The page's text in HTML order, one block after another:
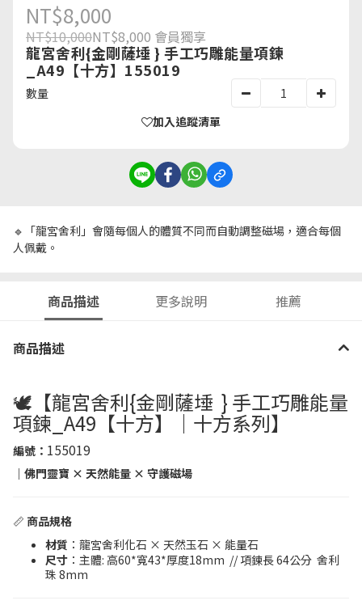
NT$8,000
NT$10,000NT$8,000 會員獨享
龍宮舍利{金剛薩埵 } 手工巧雕能量項鍊
_A49【十方】155019
數量
加入追蹤清單
🔹「龍宮舍利」會隨每個人的體質不同而自動調整磁場，適合每個
人佩戴。
商品描述 更多說明 推薦
商品描述
🕊️【龍宮舍利{金剛薩埵 } 手工巧雕能量
項鍊_A49【十方】｜十方系列】
編號： 155019
｜佛門靈寶 × 天然能量 × 守護磁場
📏 商品規格
材質 ：龍宮舍利化石 × 天然玉石 × 能量石
尺寸 ：主體: 高60*寬43*厚度18mm // 項鍊長 64公分 舍利
珠 8mm